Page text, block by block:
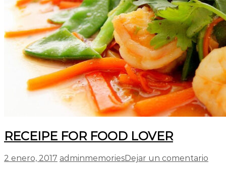
RECEIPE FOR FOOD LOVER
2 enero, 2017 adminmemoriesDejar un comentario